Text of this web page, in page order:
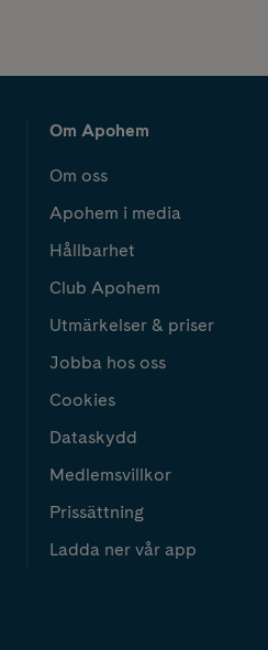
Om Apohem
Om oss
Apohem i media
Hållbarhet
Club Apohem
Utmärkelser & priser
Jobba hos oss
Cookies
Dataskydd
Medlemsvillkor
Prissättning
Ladda ner vår app